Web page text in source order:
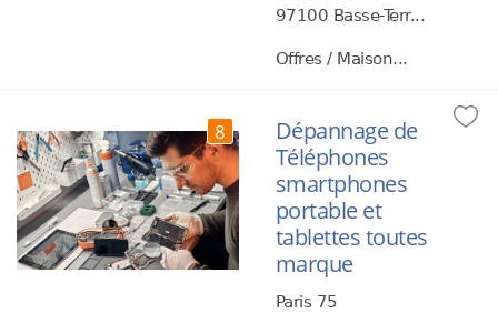
97100 Basse-Terr...
Offres / Maison...
8
Dépannage de
Téléphones
smartphones
portable et
tablettes toutes
marque
Paris 75